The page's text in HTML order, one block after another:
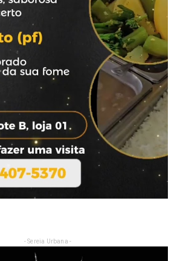
- Sereia Urbana -